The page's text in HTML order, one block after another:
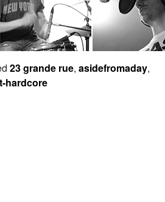
23 grande rue, asidefromaday,
hardcore